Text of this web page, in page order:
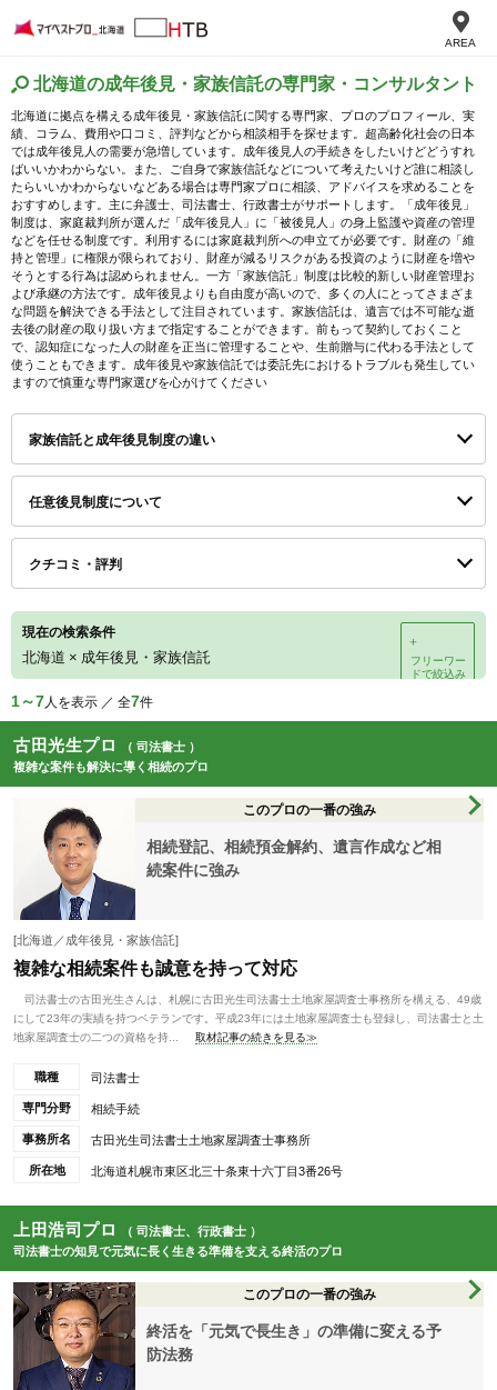
AREA
北海道の成年後見・家族信託の専門家・コンサルタント
北海道に拠点を構える成年後見・家族信託に関する専門家、プロのプロフィール、実
績、コラム、費用や口コミ、評判などから相談相手を探せます。超高齢化社会の日本
では成年後見人の需要が急増しています。成年後見人の手続きをしたいけどどうすれ
ばいいかわからない。また、ご自身で家族信託などについて考えたいけど誰に相談し
たらいいかわからないなどある場合は専門家プロに相談、アドバイスを求めることを
おすすめします。主に弁護士、司法書士、行政書士がサポートします。「成年後見」
制度は、家庭裁判所が選んだ「成年後見人」に「被後見人」の身上監護や資産の管理
などを任せる制度です。利用するには家庭裁判所への申立てが必要です。財産の「維
持と管理」に権限が限られており、財産が減るリスクがある投資のように財産を増や
そうとする行為は認められません。一方「家族信託」制度は比較的新しい財産管理お
よび承継の方法です。成年後見よりも自由度が高いので、多くの人にとってさまざま
な問題を解決できる手法として注目されています。家族信託は、遺言では不可能な逝
去後の財産の取り扱い方まで指定することができます。前もって契約しておくこと
で、認知症になった人の財産を正当に管理することや、生前贈与に代わる手法として
使うこともできます。成年後見や家族信託では委託先におけるトラブルも発生してい
ますので慎重な専門家選びを心がけてください
家族信託と成年後見制度の違い
任意後見制度について
クチコミ・評判
現在の検索条件
北海道 × 成年後見・家族信託
＋
フリーワー
ドで絞込み
1～7人を表示 ／ 全7件
古田光生プロ
（ 司法書士 ）
複雑な案件も解決に導く相続のプロ
このプロの一番の強み
相続登記、相続預金解約、遺言作成など相
続案件に強み
[北海道／成年後見・家族信託]
複雑な相続案件も誠意を持って対応
司法書士の古田光生さんは、札幌に古田光生司法書士土地家屋調査士事務所を構える、49歳
にして23年の実績を持つベテランです。平成23年には土地家屋調査士も登録し、司法書士と土
地家屋調査士の二つの資格を持...
取材記事の続きを見る≫
職種 司法書士
専門分野 相続手続
事務所名 古田光生司法書士土地家屋調査士事務所
所在地 北海道札幌市東区北三十条東十六丁目3番26号
上田浩司プロ
（ 司法書士、行政書士 ）
司法書士の知見で元気に長く生きる準備を支える終活のプロ
このプロの一番の強み
終活を「元気で長生き」の準備に変える予
防法務